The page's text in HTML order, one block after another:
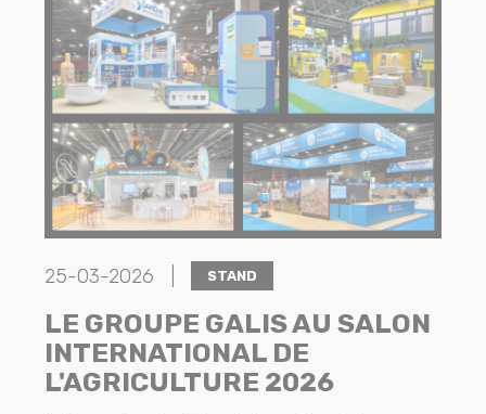
25-03-2026 | STAND
LE GROUPE GALIS AU SALON
INTERNATIONAL DE
L'AGRICULTURE 2026